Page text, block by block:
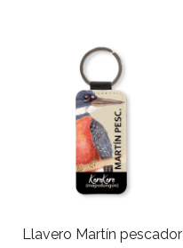
Llavero Martín pescador